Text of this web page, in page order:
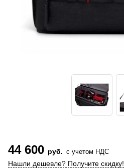
44 600 руб. с учетом НДС
Нашли дешевле? Получите скидку!